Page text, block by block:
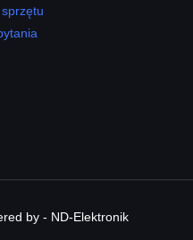
by - ND-Elektronik